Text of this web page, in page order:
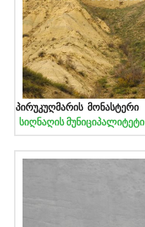
პირუკუღმარის მონასტერი
სიღნაღის მუნიციპალიტეტი